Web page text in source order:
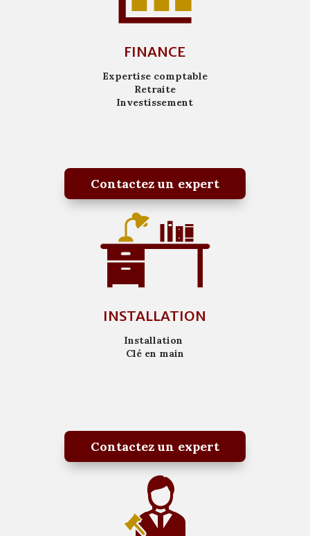
FINANCE
Expertise comptable
Retraite
Investissement
Contactez un expert
INSTALLATION
Installation
Clé en main
Contactez un expert